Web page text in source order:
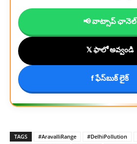
📢 వాట్సాప్ ఛానెల్
𝕏 ఫాలో అవ్వండి
f ఫేస్‌బుక్ లైక్
TAGS #AravalliRange #DelhiPollution